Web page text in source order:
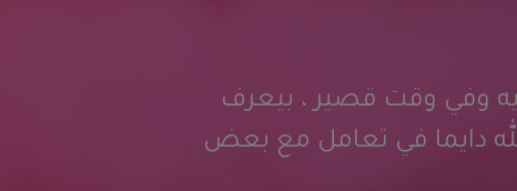
شغله وبيعمله بجوده عاليه وفي وقت
فيها نهائي ، ان شاءالله دايما في